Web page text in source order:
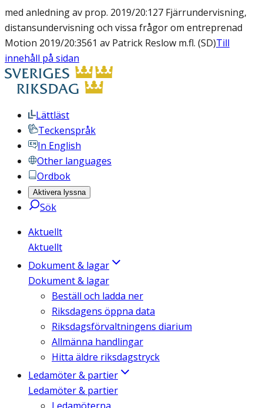
med anledning av prop. 2019/20:127 Fjärrundervisning,
distansundervisning och vissa frågor om entreprenad
Motion 2019/20:3561 av Patrick Reslow m.fl. (SD)Till
innehåll på sidan
Lättläst
Teckenspråk
In English
Other languages
Ordbok
Aktivera lyssna
Sök
Aktuellt
Aktuellt
Dokument & lagar
Dokument & lagar
Beställ och ladda ner
Riksdagens öppna data
Riksdagsförvaltningens diarium
Allmänna handlingar
Hitta äldre riksdagstryck
Ledamöter & partier
Ledamöter & partier